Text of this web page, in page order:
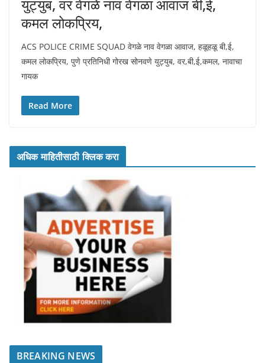
युट्युब, वर वेगळे नाव वेगळा आवाज बी,ई,
कमल लोकप्रिय,
ACS POLICE CRIME SQUAD वेगळे नाव वेगळा आवाज, हळूहळू बी,ई,
कमल लोकप्रिय, पुणे प्रतिनिधी गोरख सोनवणे युट्युब, वर,बी,ई,कमल, नावाचा
गायक
Read More
अधिक माहितीसाठी क्लिक करा
BREAKING NEWS